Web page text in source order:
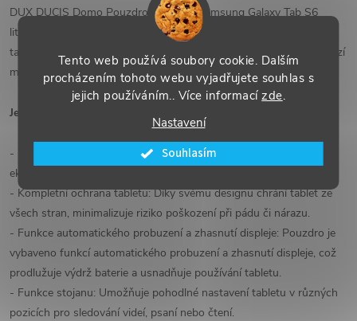
Tento web používá soubory cookie. Dalším
procházením tohoto webu vyjadřujete souhlas s
jejich používáním.. Více informacízde.
Nastavení
Souhlasím
DUX DUCIS Domo Pouzdro na tablet Samsung Galaxy Tab S6
lite/S6 lite 2022 je elegantní ochranný obal určený speciálně pro
tablety Samsung Galaxy Tab S6 lite vydané v roce 2022 a předchozí
modely.
Jeho hlavní výhody zahrnují:
- Materiál ekologická kůže a TPU: Pouzdro je vyrobeno z kvalitní
ekologické kůže a TPU, což zajišťuje odolnost a dlouhou životnost.
- Kompletní ochrana tabletu: Díky svému designu chrání tablet ze
všech stran, minimalizuje riziko poškození při pádu či nárazu.
- Funkce automatického probuzení a zhasnutí displeje: Pouzdro je
vybaveno funkcí automatického probuzení a zhasnutí displeje, což
prodlužuje výdrž baterie a usnadňuje používání tabletu.
- Funkce stojanu: Umožňuje pohodlné nastavení tabletu v různých
pozicích pro sledování videí, psaní nebo čtení.